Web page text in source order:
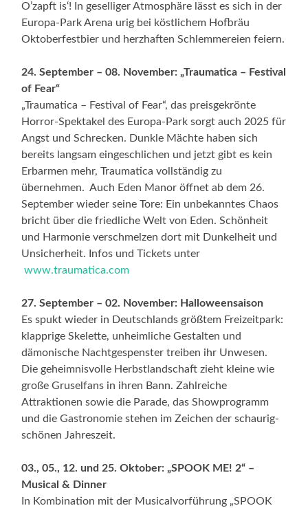
O’zapft is‘! In geselliger Atmosphäre lässt es sich in der
Europa-Park Arena urig bei köstlichem Hofbräu
Oktoberfestbier und herzhaften Schlemmereien feiern.
24. September – 08. November: „Traumatica – Festival
of Fear“
„Traumatica – Festival of Fear“, das preisgekrönte
Horror-Spektakel des Europa-Park sorgt auch 2025 für
Angst und Schrecken. Dunkle Mächte haben sich
bereits langsam eingeschlichen und jetzt gibt es kein
Erbarmen mehr, Traumatica vollständig zu
übernehmen. Auch Eden Manor öffnet ab dem 26.
September wieder seine Tore: Ein unbekanntes Chaos
bricht über die friedliche Welt von Eden. Schönheit
und Harmonie verschmelzen dort mit Dunkelheit und
Unsicherheit. Infos und Tickets unter
www.traumatica.com
27. September – 02. November: Halloweensaison
Es spukt wieder in Deutschlands größtem Freizeitpark:
klapprige Skelette, unheimliche Gestalten und
dämonische Nachtgespenster treiben ihr Unwesen.
Die geheimnisvolle Herbstlandschaft zieht kleine wie
große Gruselfans in ihren Bann. Zahlreiche
Attraktionen sowie die Parade, das Showprogramm
und die Gastronomie stehen im Zeichen der schaurig-
schönen Jahreszeit.
03., 05., 12. und 25. Oktober: „SPOOK ME! 2“ –
Musical & Dinner
In Kombination mit der Musicalvorführung „SPOOK